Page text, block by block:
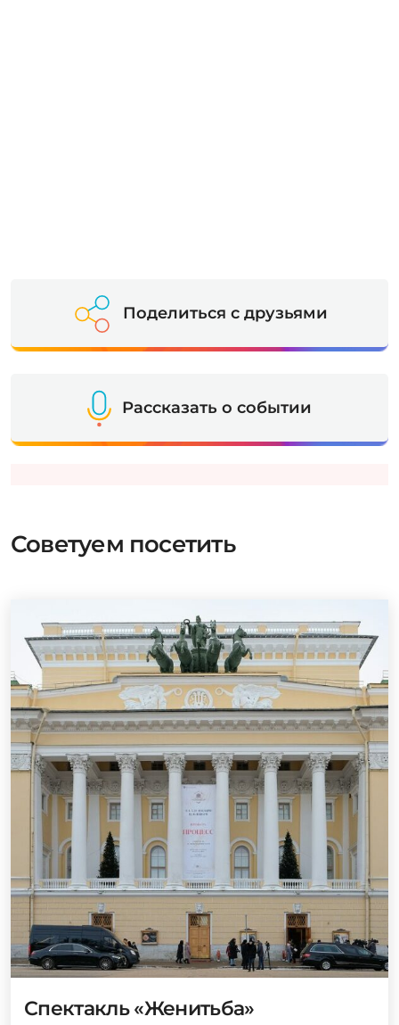
Поделиться с друзьями
Рассказать о событии
Советуем посетить
Спектакль «Женитьба»